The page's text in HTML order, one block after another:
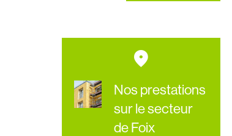
Nos prestations
sur le secteur
de Foix